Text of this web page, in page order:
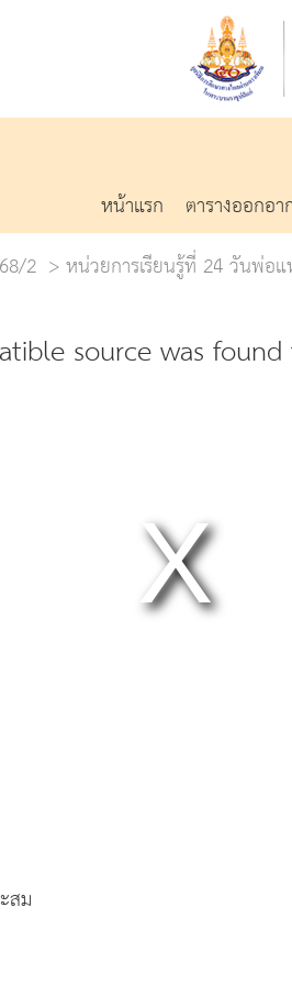
หน้าแรก ตารางออกอา
2 หน่วยการเรียนรู้ที่ 24 วันพ่อ
source was
สม